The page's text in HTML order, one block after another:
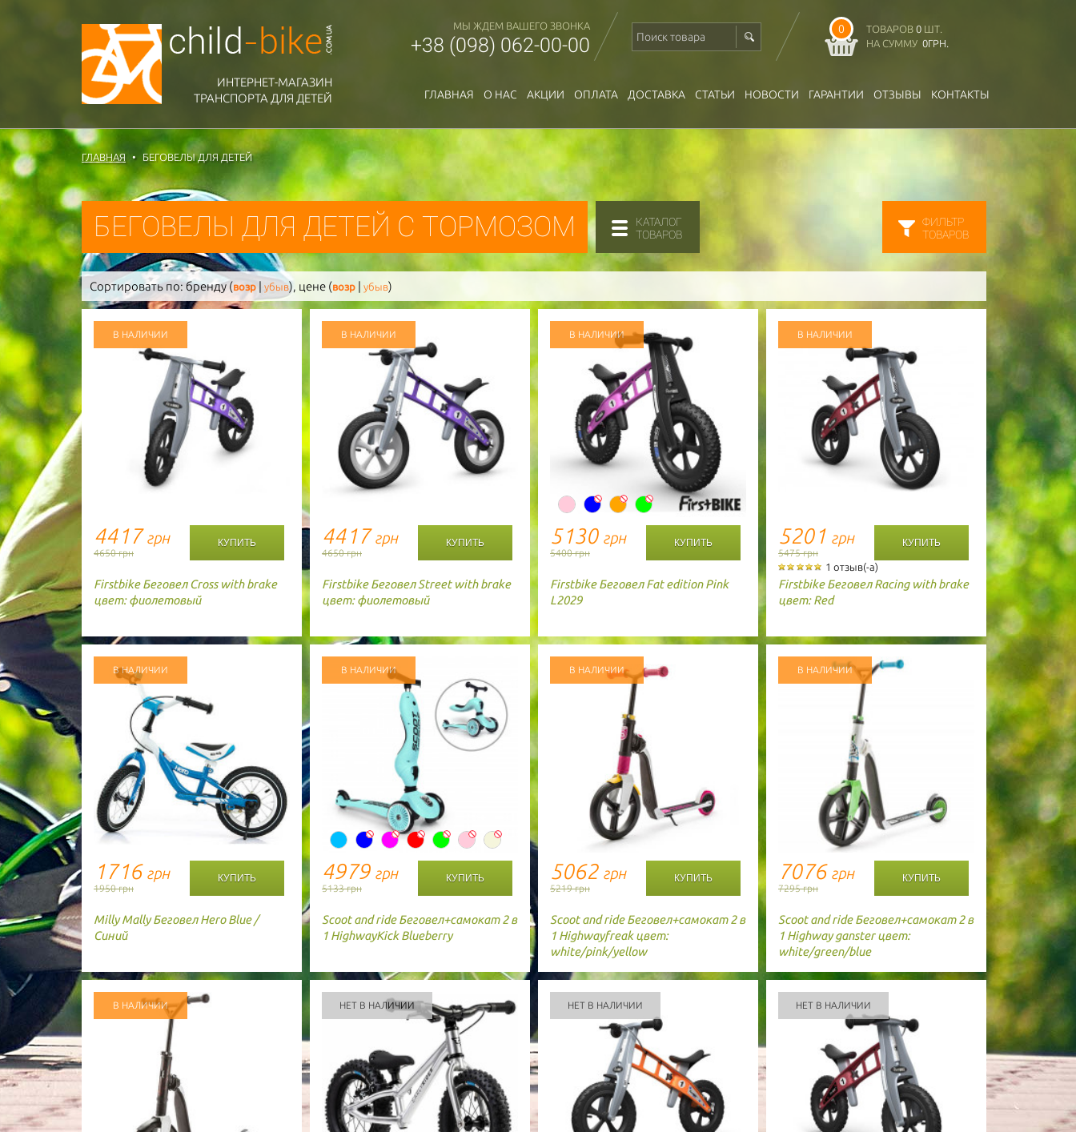
ИНТЕРНЕТ-МАГАЗИН
ТРАНСПОРТА ДЛЯ ДЕТЕЙ
МЫ ЖДЕМ ВАШЕГО ЗВОНКА
+38 (098) 062-00-00
0 ТОВАРОВ 0 ШТ.
НА СУММУ 0ГРН.
ГЛАВНАЯ О НАС АКЦИИ ОПЛАТА ДОСТАВКА СТАТЬИ НОВОСТИ ГАРАНТИИ ОТЗЫВЫ КОНТАКТЫ
ГЛАВНАЯ БЕГОВЕЛЫ ДЛЯ ДЕТЕЙ
БЕГОВЕЛЫ ДЛЯ ДЕТЕЙ С ТОРМОЗОМ
КАТАЛОГ
ТОВАРОВ
ФИЛЬТР
ТОВАРОВ
Сортировать по: бренду (возр | убыв), цене (возр | убыв)
В НАЛИЧИИ
4417грн
4650 грн
Firstbike Беговел Cross with brake
цвет: фиолетовый
В НАЛИЧИИ
4417грн
4650 грн
Firstbike Беговел Street with brake
цвет: фиолетовый
В НАЛИЧИИ
5130 грн
5400 грн
Firstbike Беговел Fat edition Pink
L2029
В НАЛИЧИИ
5201 грн
5475 грн
1 отзыв(-а)
Firstbike Беговел Racing with brake
цвет: Red
В НАЛИЧИИ
1716 грн
1950 грн
Milly Mally Беговел Hero Blue /
Синий
В НАЛИЧИИ
4979 грн
5133 грн
Scoot and ride Беговел+самокат 2 в
1 HighwayKick Blueberry
В НАЛИЧИИ
5062 грн
5219 грн
Scoot and ride Беговел+самокат 2 в
1 Highwayfreak цвет:
white/pink/yellow
В НАЛИЧИИ
7076 грн
7295 грн
Scoot and ride Беговел+самокат 2 в
1 Highway ganster цвет:
white/green/blue
В НАЛИЧИИ НЕТ В НАЛИЧИИ НЕТ В НАЛИЧИИ НЕТ В НАЛИЧИИ